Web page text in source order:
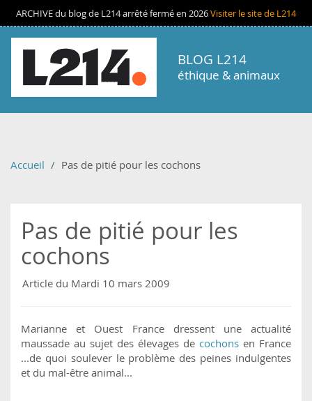
Aller au contenu principal
ARCHIVE du blog de L214 arrêté fermé en 2026Visiter le site de L214
BLOG L214
éthique & animaux
Accueil Pas de pitié pour les cochons
Pas de pitié pour les
cochons
Article du Mardi 10 mars 2009
Marianne et Ouest France dressent une actualité
maussade au sujet des élevages de cochons en France
...de quoi soulever le problème des peines indulgentes
et du mal-être animal...